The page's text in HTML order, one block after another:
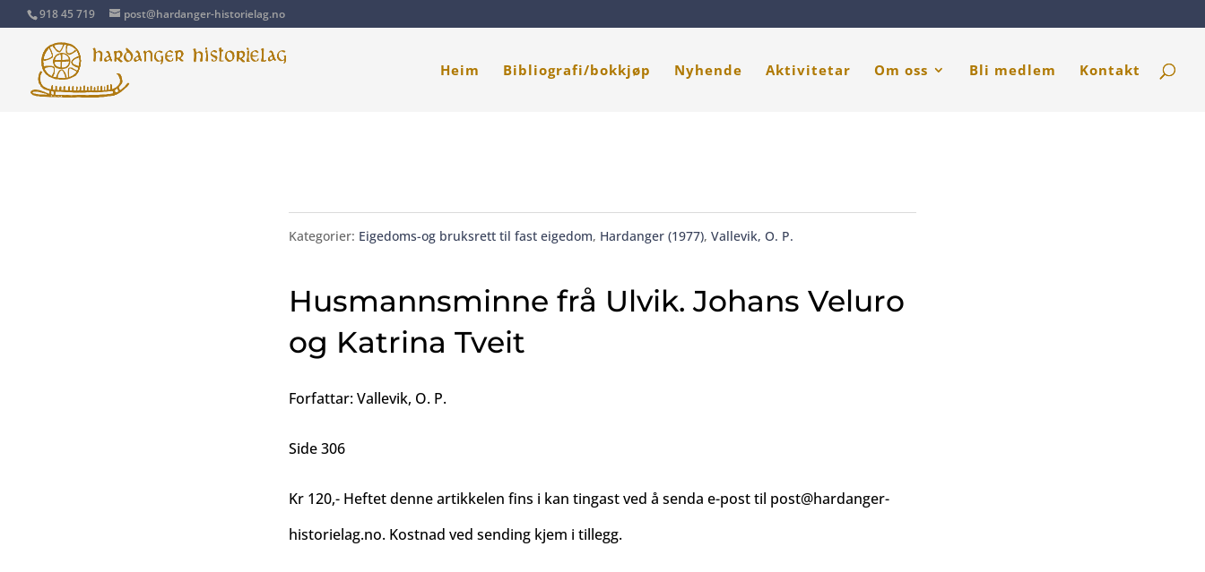
918 45 719 post@hardanger-historielag.no
Heim Bibliografi/bokkjøp Nyhende Aktivitetar Om oss Bli medlem Kontakt
Kategorier: Eigedoms-og bruksrett til fast eigedom, Hardanger (1977), Vallevik, O. P.
Husmannsminne frå Ulvik. Johans Veluro
og Katrina Tveit
Forfattar: Vallevik, O. P.
Side 306
Kr 120,- Heftet denne artikkelen fins i kan tingast ved å senda e-post til post@hardanger-
historielag.no. Kostnad ved sending kjem i tillegg.